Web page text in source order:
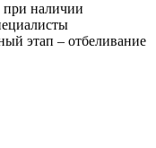
наличии
этап – отбеливание